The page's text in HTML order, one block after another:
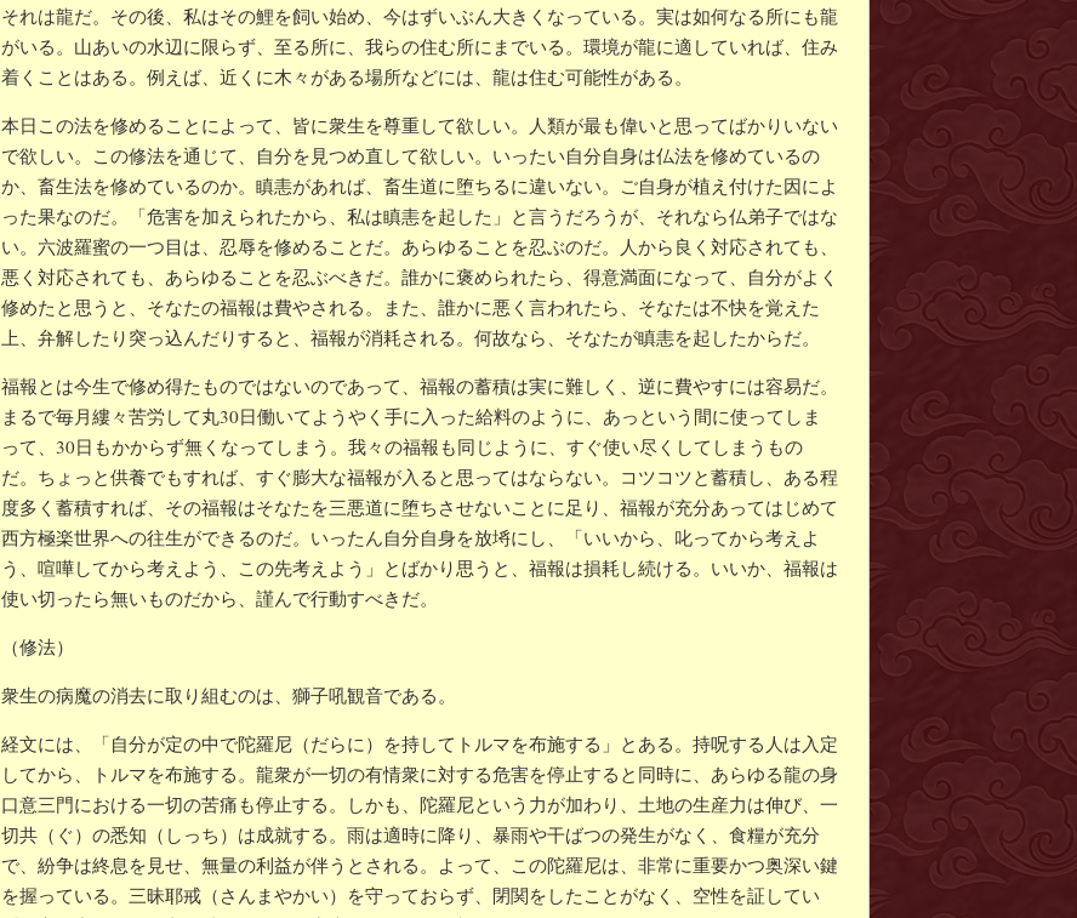
それは龍だ。その後、私はその鯉を飼い始め、今はずいぶん大きくなっている。実は如何なる所にも龍
がいる。山あいの水辺に限らず、至る所に、我らの住む所にまでいる。環境が龍に適していれば、住み
着くことはある。例えば、近くに木々がある場所などには、龍は住む可能性がある。
本日この法を修めることによって、皆に衆生を尊重して欲しい。人類が最も偉いと思ってばかりいない
で欲しい。この修法を通じて、自分を見つめ直して欲しい。いったい自分自身は仏法を修めているの
か、畜生法を修めているのか。瞋恚があれば、畜生道に堕ちるに違いない。ご自身が植え付けた因によ
った果なのだ。「危害を加えられたから、私は瞋恚を起した」と言うだろうが、それなら仏弟子ではな
い。六波羅蜜の一つ目は、忍辱を修めることだ。あらゆることを忍ぶのだ。人から良く対応されても、
悪く対応されても、あらゆることを忍ぶべきだ。誰かに褒められたら、得意満面になって、自分がよく
修めたと思うと、そなたの福報は費やされる。また、誰かに悪く言われたら、そなたは不快を覚えた
上、弁解したり突っ込んだりすると、福報が消耗される。何故なら、そなたが瞋恚を起したからだ。
福報とは今生で修め得たものではないのであって、福報の蓄積は実に難しく、逆に費やすには容易だ。
まるで毎月縷々苦労して丸30日働いてようやく手に入った給料のように、あっという間に使ってしま
って、30日もかからず無くなってしまう。我々の福報も同じように、すぐ使い尽くしてしまうもの
だ。ちょっと供養でもすれば、すぐ膨大な福報が入ると思ってはならない。コツコツと蓄積し、ある程
度多く蓄積すれば、その福報はそなたを三悪道に堕ちさせないことに足り、福報が充分あってはじめて
西方極楽世界への往生ができるのだ。いったん自分自身を放埓にし、「いいから、叱ってから考えよ
う、喧嘩してから考えよう、この先考えよう」とばかり思うと、福報は損耗し続ける。いいか、福報は
使い切ったら無いものだから、謹んで行動すべきだ。
（修法）
衆生の病魔の消去に取り組むのは、獅子吼観音である。
経文には、「自分が定の中で陀羅尼（だらに）を持してトルマを布施する」とある。持呪する人は入定
してから、トルマを布施する。龍衆が一切の有情衆に対する危害を停止すると同時に、あらゆる龍の身
口意三門における一切の苦痛も停止する。しかも、陀羅尼という力が加わり、土地の生産力は伸び、一
切共（ぐ）の悉知（しっち）は成就する。雨は適時に降り、暴雨や干ばつの発生がなく、食糧が充分
で、紛争は終息を見せ、無量の利益が伴うとされる。よって、この陀羅尼は、非常に重要かつ奥深い鍵
を握っている。三昧耶戒（さんまやかい）を守っておらず、閉関をしたことがなく、空性を証してい